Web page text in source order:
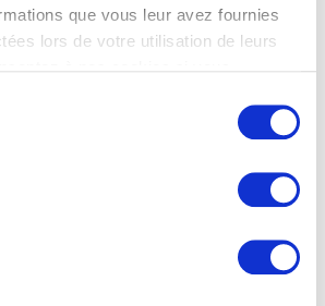
que vous leur avez fournies
lors de votre utilisation de leurs